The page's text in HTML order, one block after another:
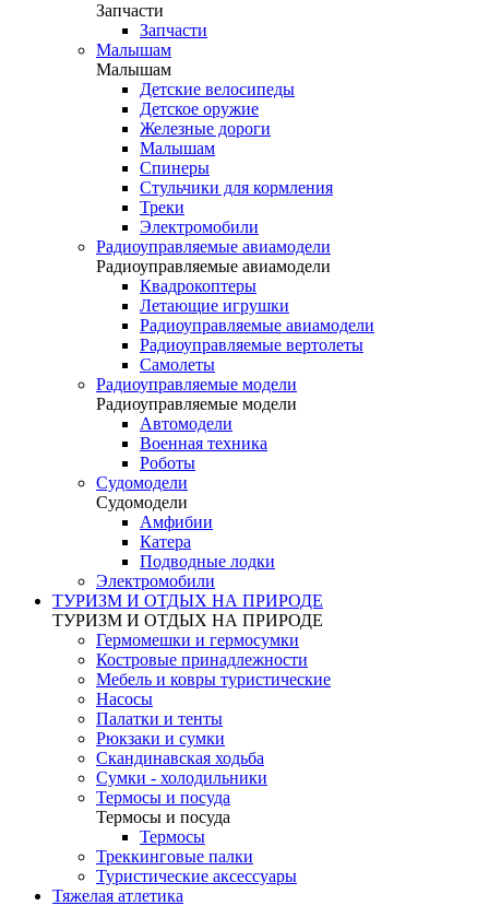
Запчасти
Запчасти
Малышам
Малышам
Детские велосипеды
Детское оружие
Железные дороги
Малышам
Спинеры
Стульчики для кормления
Треки
Электромобили
Радиоуправляемые авиамодели
Радиоуправляемые авиамодели
Квадрокоптеры
Летающие игрушки
Радиоуправляемые авиамодели
Радиоуправляемые вертолеты
Самолеты
Радиоуправляемые модели
Радиоуправляемые модели
Автомодели
Военная техника
Роботы
Судомодели
Судомодели
Амфибии
Катера
Подводные лодки
Электромобили
ТУРИЗМ И ОТДЫХ НА ПРИРОДЕ
ТУРИЗМ И ОТДЫХ НА ПРИРОДЕ
Гермомешки и гермосумки
Костровые принадлежности
Мебель и ковры туристические
Насосы
Палатки и тенты
Рюкзаки и сумки
Скандинавская ходьба
Сумки - холодильники
Термосы и посуда
Термосы и посуда
Термосы
Треккинговые палки
Туристические аксессуары
Тяжелая атлетика